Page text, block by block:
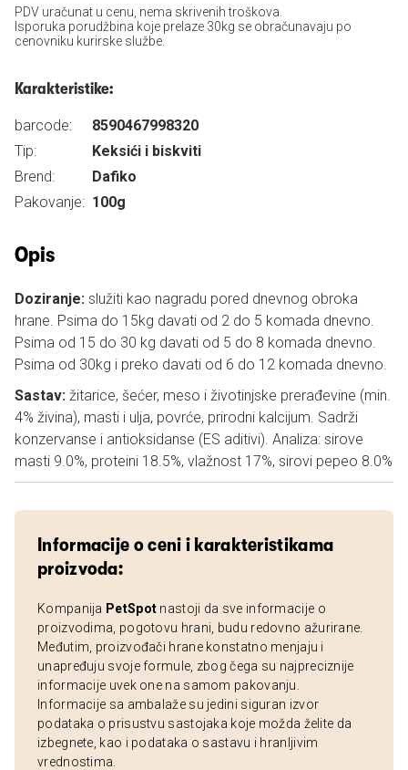
PDV uračunat u cenu, nema skrivenih troškova.
Isporuka porudžbina koje prelaze 30kg se obračunavaju po
cenovniku kurirske službe.
Karakteristike:
barcode:
8590467998320
Tip:
Keksići i biskviti
Brend:
Dafiko
Pakovanje: 100g
Opis
Doziranje: služiti kao nagradu pored dnevnog obroka
hrane. Psima do 15kg davati od 2 do 5 komada dnevno.
Psima od 15 do 30 kg davati od 5 do 8 komada dnevno.
Psima od 30kg i preko davati od 6 do 12 komada dnevno.
Sastav: žitarice, šećer, meso i životinjske prerađevine (min.
4% živina), masti i ulja, povrće, prirodni kalcijum. Sadrži
konzervanse i antioksidanse (ES aditivi). Analiza: sirove
masti 9.0%, proteini 18.5%, vlažnost 17%, sirovi pepeo 8.0%
Informacije o ceni i karakteristikama
proizvoda:
Kompanija PetSpot nastoji da sve informacije o
proizvodima, pogotovu hrani, budu redovno ažurirane.
Međutim, proizvođači hrane konstatno menjaju i
unapređuju svoje formule, zbog čega su najpreciznije
informacije uvek one na samom pakovanju.
Informacije sa ambalaže su jedini siguran izvor
podataka o prisustvu sastojaka koje možda želite da
izbegnete, kao i podataka o sastavu i hranljivim
vrednostima.